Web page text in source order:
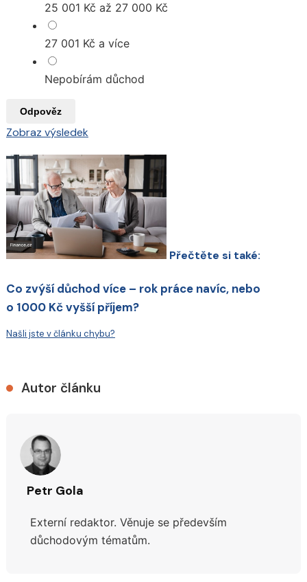
25 001 Kč až 27 000 Kč
27 001 Kč a více
Nepobírám důchod
Odpověz
Zobraz výsledek
Přečtěte si také:
Co zvýší důchod více – rok práce navíc, nebo
o 1000 Kč vyšší příjem?
Našli jste v článku chybu?
Autor článku
Petr Gola
Externí redaktor. Věnuje se především
důchodovým tématům.